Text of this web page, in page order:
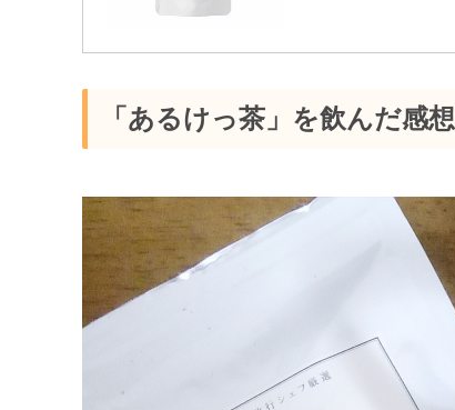
「あるけっ茶」を飲んだ感想